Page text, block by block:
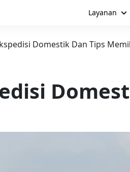
Layanan
Domestik Dan Tips